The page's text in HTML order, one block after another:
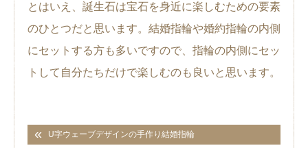
とはいえ、誕生石は宝石を身近に楽しむための要素
のひとつだと思います。結婚指輪や婚約指輪の内側
にセットする方も多いですので、指輪の内側にセッ
トして自分たちだけで楽しむのも良いと思います。
U字ウェーブデザインの手作り結婚指輪